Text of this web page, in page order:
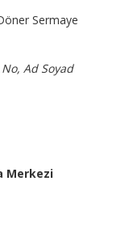
Sermaye
Ad Soyad
Merkezi